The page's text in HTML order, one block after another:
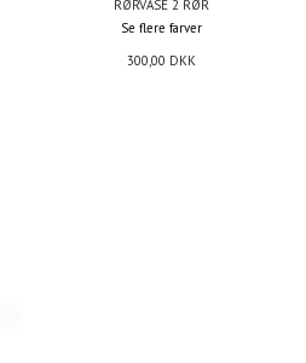
RØRVASE 2 RØR
Se flere farver
300,00 DKK